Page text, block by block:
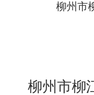
柳州市
柳州市柳